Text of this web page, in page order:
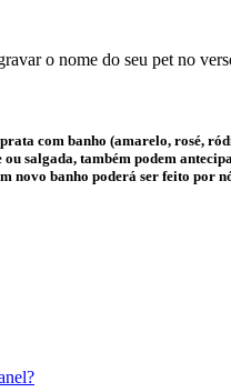
o nome do seu pet no
com banho (amarelo, rosé,
salgada, também podem
novo banho poderá ser feito por